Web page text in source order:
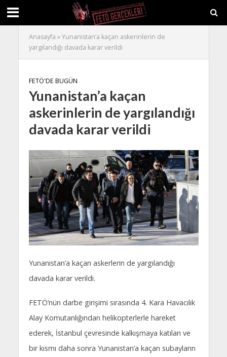
Anasayfa »Yunanistan’a kaçan askerinlerin de
yargılandığı davada karar verildi
FETÖ'DE BUGÜN
Yunanistan’a kaçan
askerinlerin de yargılandığı
davada karar verildi
Yunanistan’a kaçan askerlerin de yargılandığı
davada karar verildi.
FETÖ’nün darbe girişimi sırasında 4. Kara Havacılık
Alay Komutanlığından helikopterlerle hareket
ederek, İstanbul çevresinde kalkışmaya katılan ve
bir kısmı daha sonra Yunanistan’a kaçan subayların